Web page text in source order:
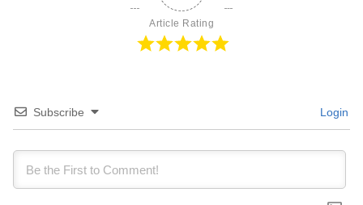
Article Rating
Subscribe Login